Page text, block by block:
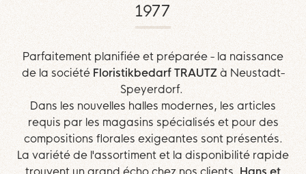
1977
Parfaitement planifiée et préparée - la naissance
de la société Floristikbedarf TRAUTZà Neustadt-
Speyerdorf.
Dans les nouvelles halles modernes, les articles
requis par les magasins spécialisés et pour des
compositions florales exigeantes sont présentés.
La variété de l'assortiment et la disponibilité rapide